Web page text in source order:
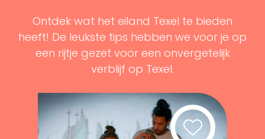
Ontdek wat het eiland Texel te bieden
heeft! De leukste tips hebben we voor je op
een rijtje gezet voor een onvergetelijk
verblijf op Texel.